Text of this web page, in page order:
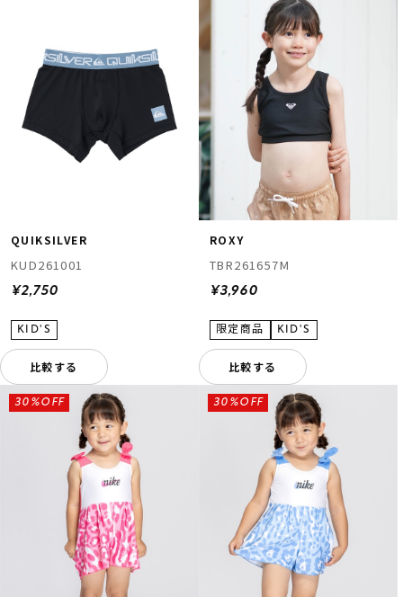
QUIKSILVER
KUD261001
¥2,750
比較する
ROXY
TBR261657M
¥3,960
比較する
30%OFF 30%OFF